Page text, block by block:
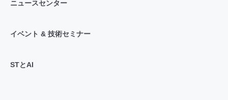
ニュースセンター
イベント & 技術セミナー
STとAI